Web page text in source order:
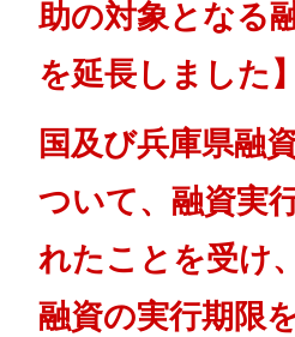
助の対象となる
を延長しました】
国及び兵庫県融
ついて、融資実
れたことを受け
融資の実行期限